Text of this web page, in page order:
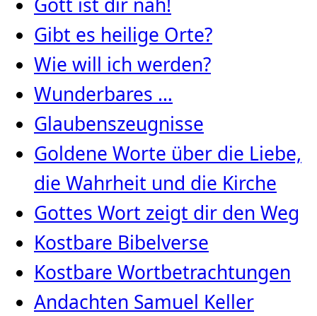
Gibt es heilige Orte?
Wie will ich werden?
Wunderbares …
Glaubenszeugnisse
Goldene Worte über die Liebe,
die Wahrheit und die Kirche
Gottes Wort zeigt dir den Weg
Kostbare Bibelverse
Kostbare Wortbetrachtungen
Andachten Samuel Keller